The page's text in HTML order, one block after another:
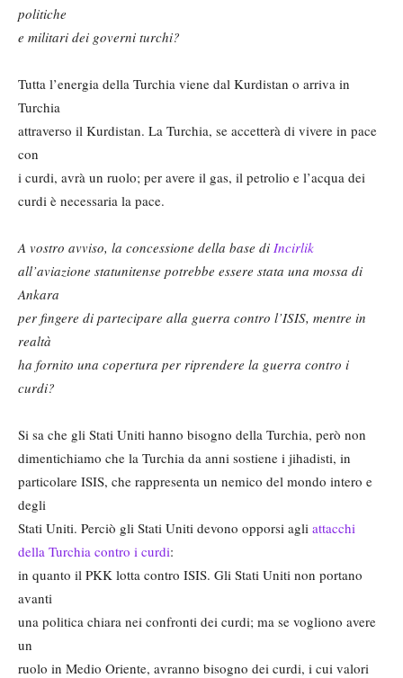
politiche
e militari dei governi turchi?
Tutta l’energia della Turchia viene dal Kurdistan o arriva in
Turchia
attraverso il Kurdistan. La Turchia, se accetterà di vivere in pace
con
i curdi, avrà un ruolo; per avere il gas, il petrolio e l’acqua dei
curdi è necessaria la pace.
A vostro avviso, la concessione della base di Incirlik
all’aviazione statunitense potrebbe essere stata una mossa di
Ankara
per fingere di partecipare alla guerra contro l’ISIS, mentre in
realtà
ha fornito una copertura per riprendere la guerra contro i
curdi?
Si sa che gli Stati Uniti hanno bisogno della Turchia, però non
dimentichiamo che la Turchia da anni sostiene i jihadisti, in
particolare ISIS, che rappresenta un nemico del mondo intero e
degli
Stati Uniti. Perciò gli Stati Uniti devono opporsi agli attacchi
della Turchia contro i curdi:
in quanto il PKK lotta contro ISIS. Gli Stati Uniti non portano
avanti
una politica chiara nei confronti dei curdi; ma se vogliono avere
un
ruolo in Medio Oriente, avranno bisogno dei curdi, i cui valori